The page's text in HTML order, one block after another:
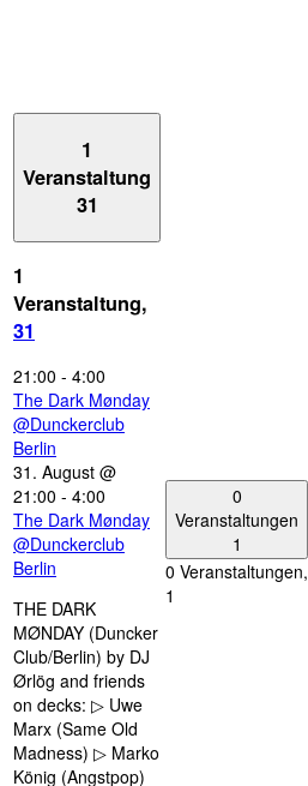
1
Veranstaltung
31
1
Veranstaltung,
31
21:00 - 4:00
The Dark Mønday
@Dunckerclub
Berlin
31. August @
21:00 - 4:00
The Dark Mønday
@Dunckerclub
Berlin
THE DARK
MØNDAY (Duncker
Club/Berlin) by DJ
Ørlög and friends
on decks: ▷ Uwe
Marx (Same Old
Madness) ▷ Marko
König (Angstpop)
0
Veranstaltungen
1
0 Veranstaltungen,
1